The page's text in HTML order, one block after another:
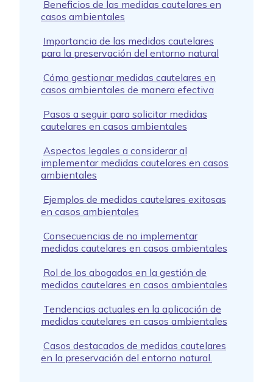
Beneficios de las medidas cautelares en
casos ambientales
Importancia de las medidas cautelares
para la preservación del entorno natural
Cómo gestionar medidas cautelares en
casos ambientales de manera efectiva
Pasos a seguir para solicitar medidas
cautelares en casos ambientales
Aspectos legales a considerar al
implementar medidas cautelares en casos
ambientales
Ejemplos de medidas cautelares exitosas
en casos ambientales
Consecuencias de no implementar
medidas cautelares en casos ambientales
Rol de los abogados en la gestión de
medidas cautelares en casos ambientales
Tendencias actuales en la aplicación de
medidas cautelares en casos ambientales
Casos destacados de medidas cautelares
en la preservación del entorno natural.